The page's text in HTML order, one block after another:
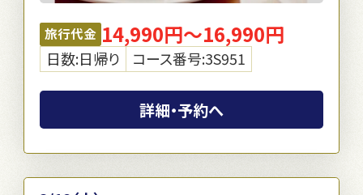
旅行代金 14,990円～16,990円
日数:日帰り コース番号:3S951
詳細・予約へ